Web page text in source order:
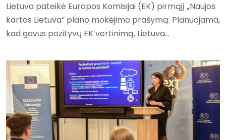
Lietuva pateikė Europos Komisijai (EK) pirmąjį „Naujos
kartos Lietuva“ plano mokėjimo prašymą. Planuojama,
kad gavus pozityvų EK vertinimą, Lietuva...